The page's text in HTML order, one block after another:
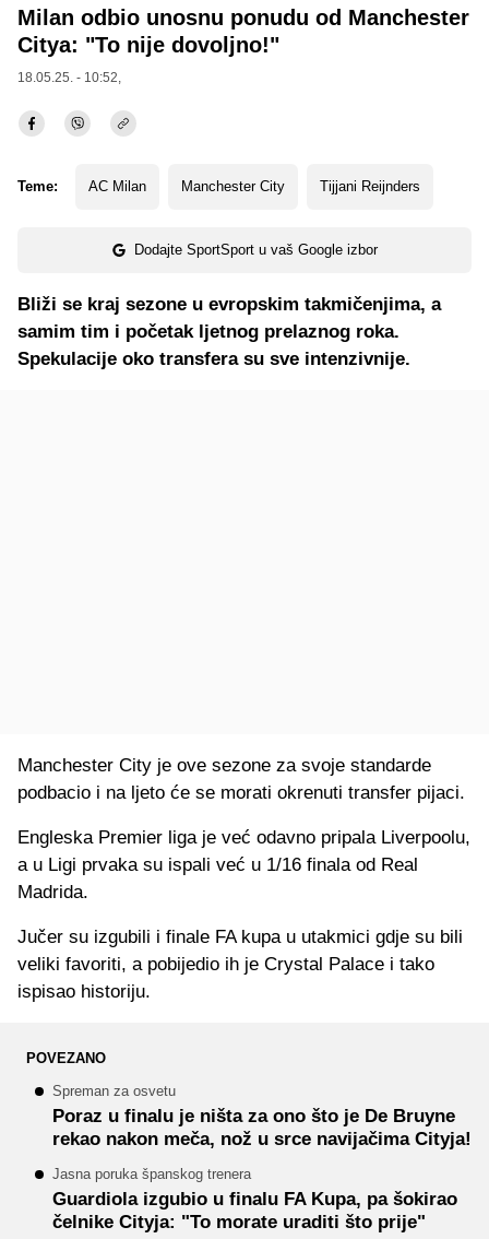
Milan odbio unosnu ponudu od Manchester
Citya: "To nije dovoljno!"
18.05.25. - 10:52,
Teme: AC Milan Manchester City Tijjani Reijnders
Dodajte SportSport u vaš Google izbor
Bliži se kraj sezone u evropskim takmičenjima, a
samim tim i početak ljetnog prelaznog roka.
Spekulacije oko transfera su sve intenzivnije.
Manchester City je ove sezone za svoje standarde
podbacio i na ljeto će se morati okrenuti transfer pijaci.
Engleska Premier liga je već odavno pripala Liverpoolu,
a u Ligi prvaka su ispali već u 1/16 finala od Real
Madrida.
Jučer su izgubili i finale FA kupa u utakmici gdje su bili
veliki favoriti, a pobijedio ih je Crystal Palace i tako
ispisao historiju.
POVEZANO
Spreman za osvetu
Poraz u finalu je ništa za ono što je De Bruyne
rekao nakon meča, nož u srce navijačima Cityja!
Jasna poruka španskog trenera
Guardiola izgubio u finalu FA Kupa, pa šokirao
čelnike Cityja: "To morate uraditi što prije"